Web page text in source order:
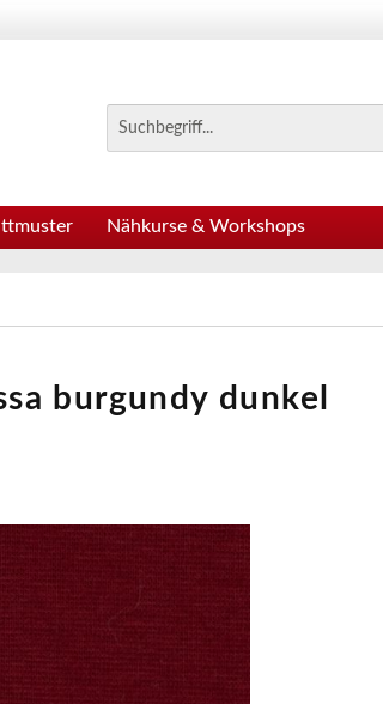
Nähkurse & Workshops
burgundy dunkel